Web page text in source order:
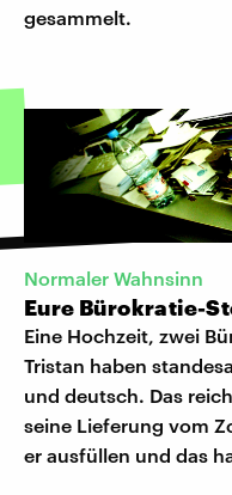
gesammelt.
Normaler Wahnsinn
Eure Bürokratie-
Eine Hochzeit, zwei
Tristan haben
und deutsch. Das
seine Lieferung vom
er ausfüllen und das